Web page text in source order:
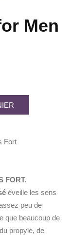
Men
Fort
FORT.
éveille les sens
peu de
que beaucoup de
propyle, de